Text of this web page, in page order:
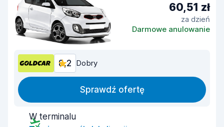
60,51 zł
za dzień
Darmowe anulowanie
8,2 Dobry
Sprawdź ofertę
W terminalu